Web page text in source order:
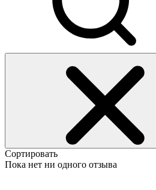
Сортировать
Пока нет ни одного отзыва